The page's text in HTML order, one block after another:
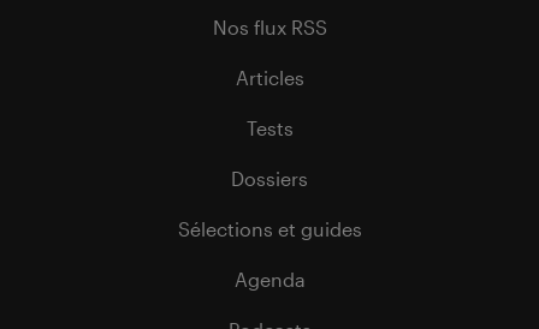
Nos flux RSS
Articles
Tests
Dossiers
Sélections et guides
Agenda